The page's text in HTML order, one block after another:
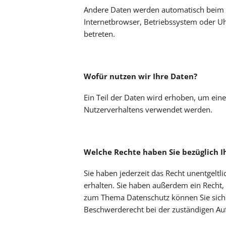
Andere Daten werden automatisch
Internetbrowser, Betriebssystem oder
betreten.
Wofür nutzen wir Ihre Daten?
Ein Teil der Daten wird erhoben, um
Nutzerverhaltens verwendet werden.
Welche Rechte haben Sie bezüglich
Sie haben jederzeit das Recht
erhalten. Sie haben außerdem ein
zum Thema Datenschutz können Sie
Beschwerderecht bei der zuständigen